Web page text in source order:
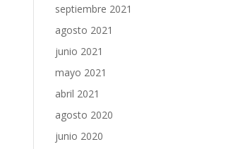
septiembre 2021
agosto 2021
junio 2021
mayo 2021
abril 2021
agosto 2020
junio 2020